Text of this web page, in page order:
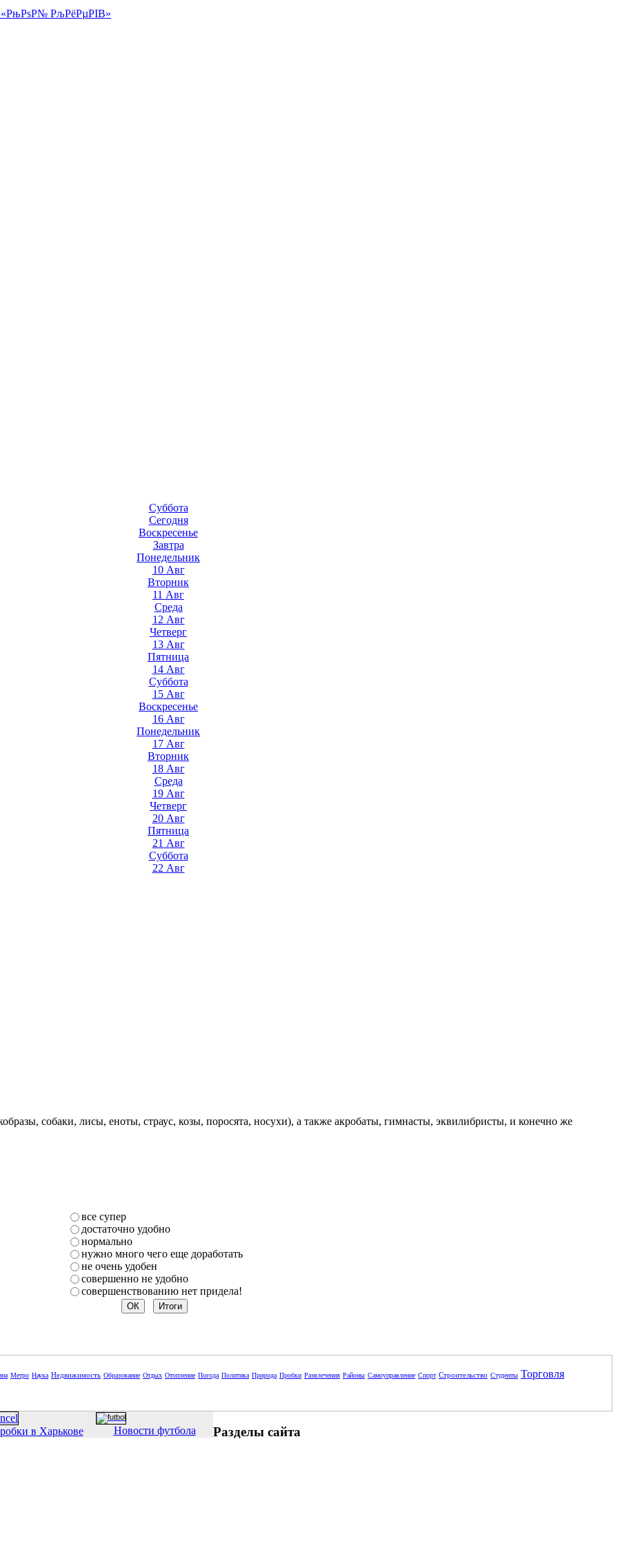
Суббота
Сегодня
Воскресенье
Завтра
Понедельник
10 Авг
Вторник
11 Авг
Среда
12 Авг
Четверг
13 Авг
Пятница
14 Авг
Суббота
15 Авг
Воскресенье
16 Авг
Понедельник
17 Авг
Вторник
18 Авг
Среда
19 Авг
Четверг
20 Авг
Пятница
21 Авг
Суббота
22 Авг
собаки, лисы, еноты, страус, козы, поросята, носухи), а также акробаты, гимнасты, эквилибристы, и конечно же
все супер
достаточно удобно
нормально
нужно много чего еще доработать
не очень удобен
совершенно не удобно
совершенствованию нет придела!
Метро Наука Недвижимость Образование Отдых Отопление Погода Политика Природа Пробки Развлечения Районы Самоуправление Спорт Строительство Студенты Торговля
в Харькове Новости футбола Разделы сайта